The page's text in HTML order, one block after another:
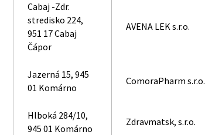
Cabaj -Zdr.
stredisko 224,
951 17 Cabaj
Čápor
AVENA LEK s.r.o.
Jazerná 15, 945
01 Komárno
ComoraPharm s.r.o.
Hlboká 284/10,
945 01 Komárno
Zdravmatsk, s.r.o.